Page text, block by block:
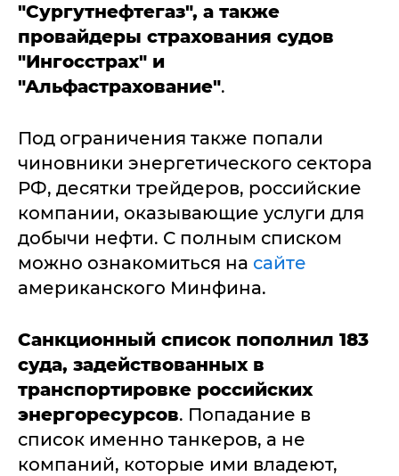
"Сургутнефтегаз", а также
провайдеры страхования судов
"Ингосстрах" и
"Альфастрахование".
Под ограничения также попали
чиновники энергетического сектора
РФ, десятки трейдеров, российские
компании, оказывающие услуги для
добычи нефти. С полным списком
можно ознакомиться на сайте
американского Минфина.
Санкционный список пополнил 183
суда, задействованных в
транспортировке российских
энергоресурсов. Попадание в
список именно танкеров, а не
компаний, которые ими владеют,